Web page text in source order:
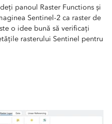
panoul Raster Functions și
Sentinel-2 ca raster de
o idee bună să verificați
rasterului Sentinel pentru